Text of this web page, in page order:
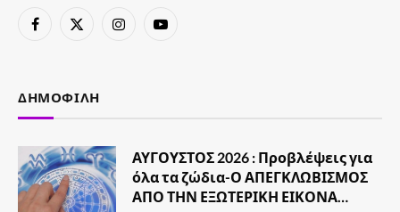
Facebook
X
InstagramYouTube
ΔΗΜΟΦΙΛΉ
ΑΥΓΟΥΣΤΟΣ 2026 : Προβλέψεις για
όλα τα ζώδια-Ο ΑΠΕΓΚΛΩΒΙΣΜΟΣ
ΑΠΟ ΤΗΝ ΕΞΩΤΕΡΙΚΗ ΕΙΚΟΝΑ…